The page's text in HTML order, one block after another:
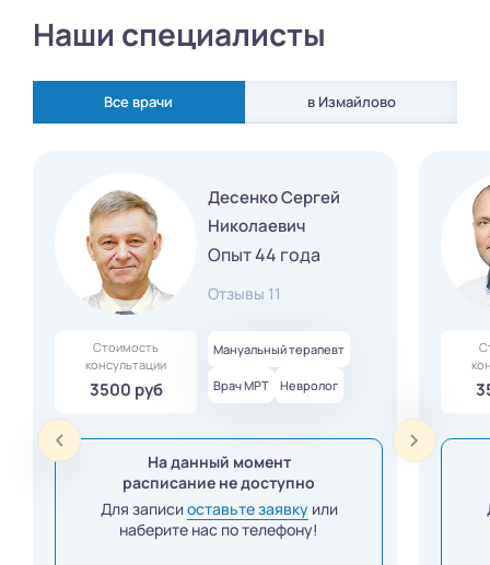
Наши специалисты
Все врачи в Измайлово
Десенко Сергей
Николаевич
Опыт 44 года
Отзывы 11
Стоимость
консультации
3500 руб
Мануальный терапевт
Врач МРТ Невролог
На данный момент
расписание не доступно
Для записиоставьте заявкуили
наберите нас по телефону!